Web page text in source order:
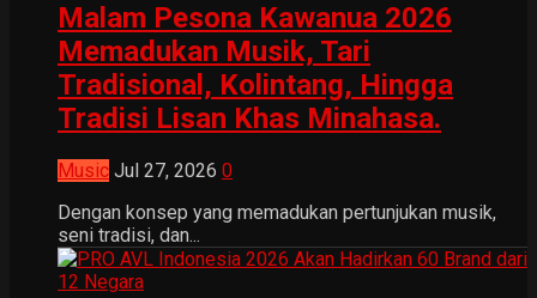
Malam Pesona Kawanua 2026
Memadukan Musik, Tari
Tradisional, Kolintang, Hingga
Tradisi Lisan Khas Minahasa.
Music Jul 27, 2026 0
Dengan konsep yang memadukan pertunjukan musik,
seni tradisi, dan...